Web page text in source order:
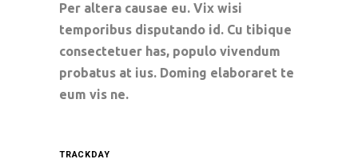
Per altera causae eu. Vix wisi
temporibus disputando id. Cu tibique
consectetuer has, populo vivendum
probatus at ius. Doming elaboraret te
eum vis ne.
TRACKDAY